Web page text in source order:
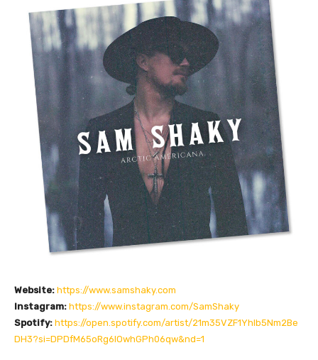
Website: https://www.samshaky.com
Instagram: https://www.instagram.com/SamShaky
Spotify: https://open.spotify.com/artist/21m35VZF1Yhlb5Nm2Be
DH3?si=DPDfM65oRg6lOwhGPh06qw&nd=1